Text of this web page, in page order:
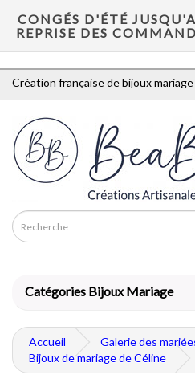
CONGÉS D'ÉTÉ
REPRISE DES
Création française de bijoux mariage
Catégories Bijoux Mariage
Accueil Galerie des
Bijoux de mariage de Céline